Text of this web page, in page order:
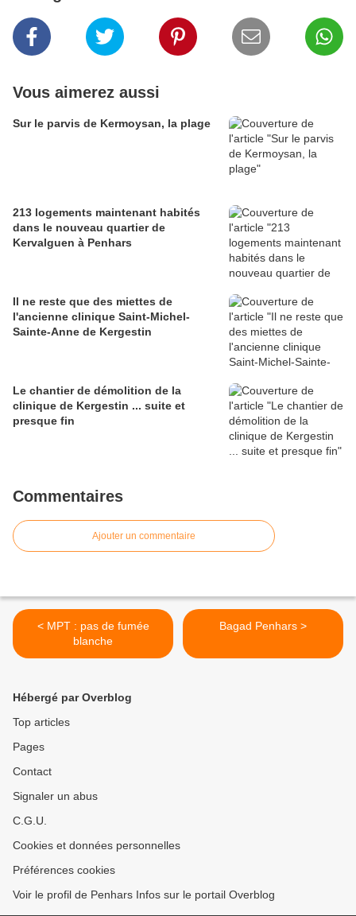
Vous aimerez aussi
Sur le parvis de Kermoysan, la plage
213 logements maintenant habités
dans le nouveau quartier de
Kervalguen à Penhars
Il ne reste que des miettes de
l'ancienne clinique Saint-Michel-
Sainte-Anne de Kergestin
Le chantier de démolition de la
clinique de Kergestin ... suite et
presque fin
Commentaires
Ajouter un commentaire
< MPT : pas de fumée
blanche
Bagad Penhars >
Hébergé par Overblog
Top articles
Pages
Contact
Signaler un abus
C.G.U.
Cookies et données personnelles
Préférences cookies
Voir le profil de Penhars Infos sur le portail Overblog